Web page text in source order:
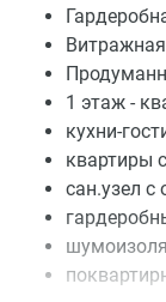
1 этаж -
кухни-
квартиры
сан.узел с